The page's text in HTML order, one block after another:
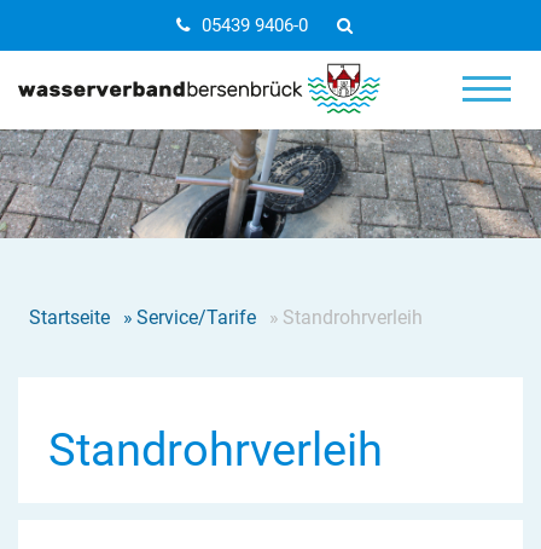
05439 9406-0
Startseite » Service/Tarife » Standrohrverleih
Standrohrverleih